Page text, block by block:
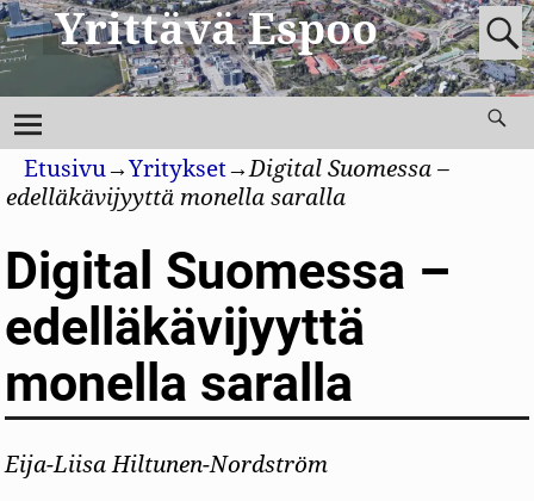
Yrittävä Espoo
Etusivu→Yritykset→Digital Suomessa –
edelläkävijyyttä monella saralla
Digital Suomessa –
edelläkävijyyttä
monella saralla
Eija-Liisa Hiltunen-Nordström